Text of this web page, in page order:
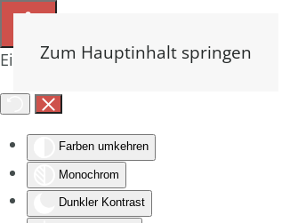
Eingabehilfen öffnen
Farben umkehren
Monochrom
Dunkler Kontrast
Zum Hauptinhalt springen